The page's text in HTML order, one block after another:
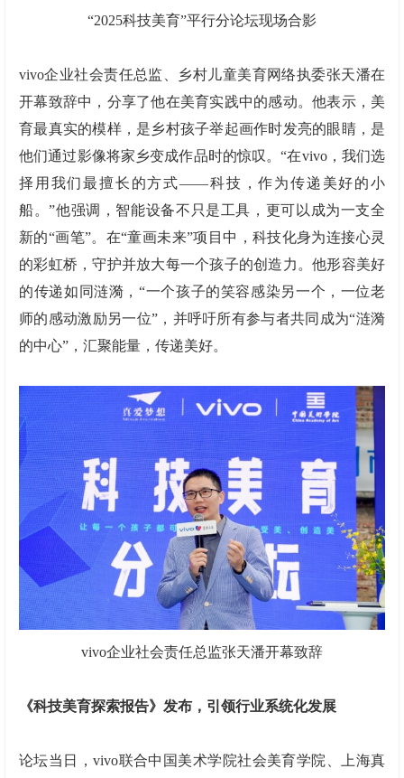
“2025科技美育”平行分论坛现场合影
vivo企业社会责任总监、乡村儿童美育网络执委张天潘在
开幕致辞中，分享了他在美育实践中的感动。他表示，美
育最真实的模样，是乡村孩子举起画作时发亮的眼睛，是
他们通过影像将家乡变成作品时的惊叹。“在vivo，我们选
择用我们最擅长的方式——科技，作为传递美好的小
船。”他强调，智能设备不只是工具，更可以成为一支全
新的“画笔”。在“童画未来”项目中，科技化身为连接心灵
的彩虹桥，守护并放大每一个孩子的创造力。他形容美好
的传递如同涟漪，“一个孩子的笑容感染另一个，一位老
师的感动激励另一位”，并呼吁所有参与者共同成为“涟漪
的中心”，汇聚能量，传递美好。
vivo企业社会责任总监张天潘开幕致辞
《科技美育探索报告》发布，引领行业系统化发展
论坛当日，vivo联合中国美术学院社会美育学院、上海真